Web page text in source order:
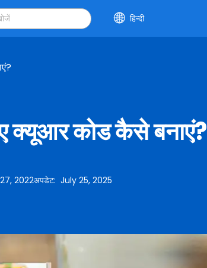
हिन्दी
क्यूआर कोड कैसे बनाएं?
2022अपडेट:July 25, 2025